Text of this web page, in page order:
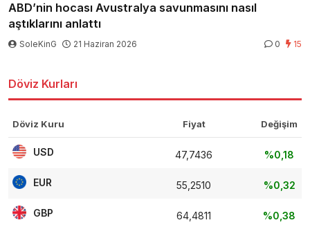
ABD’nin hocası Avustralya savunmasını nasıl
aştıklarını anlattı
SoleKinG 21 Haziran 2026 0 15
Döviz Kurları
Döviz Kuru Fiyat Değişim
USD 47,7436 %0,18
EUR 55,2510 %0,32
GBP 64,4811 %0,38